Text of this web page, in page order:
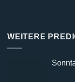
WEITERE